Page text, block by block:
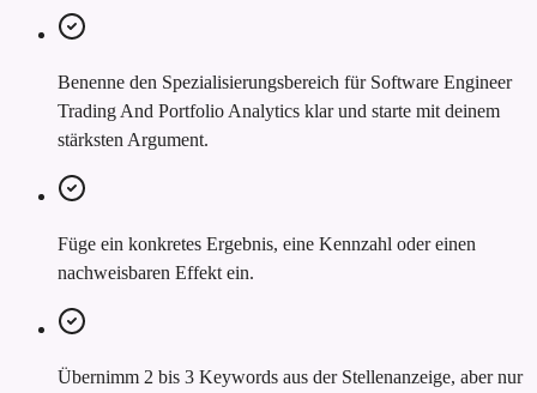
Benenne den Spezialisierungsbereich für Software Engineer
Trading And Portfolio Analytics klar und starte mit deinem
stärksten Argument.
Füge ein konkretes Ergebnis, eine Kennzahl oder einen
nachweisbaren Effekt ein.
Übernimm 2 bis 3 Keywords aus der Stellenanzeige, aber nur